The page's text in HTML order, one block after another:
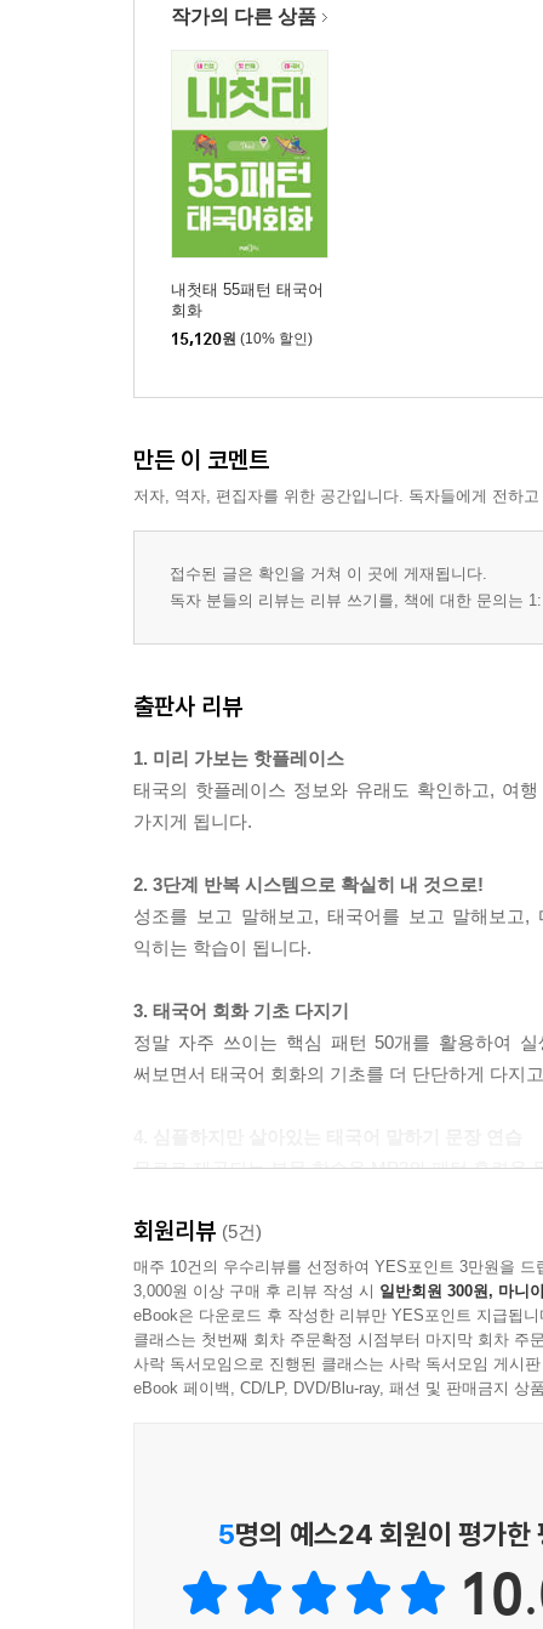
작가의 다른 상품
내첫태 55패턴 태국어
회화
15,120원 (10% 할인)
만든 이 코멘트
저자, 역자, 편집자를 위한 공간입니다. 독자들에게 전하
접수된 글은 확인을 거쳐 이 곳에 게재됩니다.
독자 분들의 리뷰는 리뷰 쓰기를, 책에 대한 문의는
출판사 리뷰
1. 미리 가보는 핫플레이스
태국의 핫플레이스 정보와 유래도 확인하고, 여
가지게 됩니다.
2. 3단계 반복 시스템으로 확실히 내 것으로!
성조를 보고 말해보고, 태국어를 보고 말해보고
익히는 학습이 됩니다.
3. 태국어 회화 기초 다지기
정말 자주 쓰이는 핵심 패턴 50개를 활용하여
써보면서 태국어 회화의 기초를 더 단단하게 다지
무료로 제공되는 본문 학습용 MP3와 패턴 훈련용
회원리뷰 (5건)
매주 10건의 우수리뷰를 선정하여 YES포인트 3만원을 드
3,000원 이상 구매 후 리뷰 작성 시 일반회원 300원, 마니
eBook은 다운로드 후 작성한 리뷰만 YES포인트 지급됩니
클래스는 첫번째 회차 주문확정 시점부터 마지막 회차 주
사락 독서모임으로 진행된 클래스는 사락 독서모임 게시
eBook 페이백, CD/LP, DVD/Blu-ray, 패션 및 판매금지 상
5명의 예스24 회원이 평가한